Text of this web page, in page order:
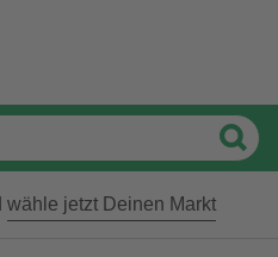
wähle jetzt Deinen Markt